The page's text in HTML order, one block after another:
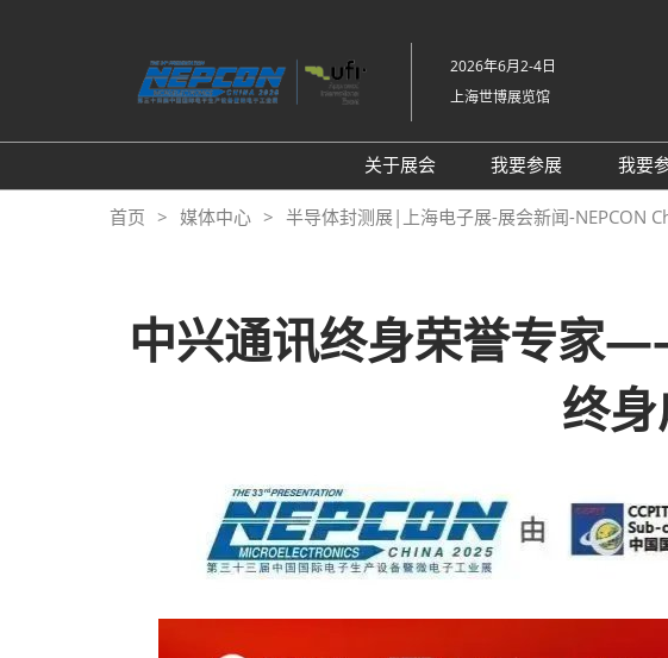
容
2026年6月2-4日
上海世博展览馆
关于展会
展会介绍
展品范围
我要参展
参展申请
参展服务
SMTHOME
我要
首页 媒体中心 半导体封测展|上海电子展-展会新闻-NEPCON
中兴通讯终身荣誉专家
终